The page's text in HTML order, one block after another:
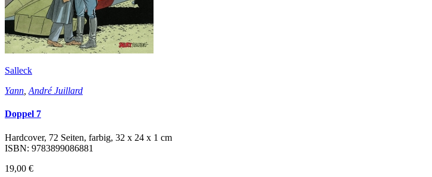
Salleck
Yann André Juillard
Doppel 7
Hardcover, 72 Seiten, farbig, 32 x 24 x 1 cm
ISBN: 9783899086881
19,00 €